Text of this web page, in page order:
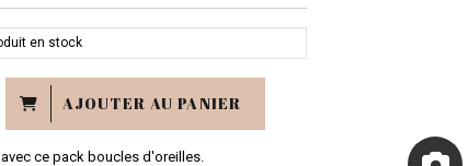
en stock
AJOUTER AU PANIER
ce pack boucles d'oreilles.